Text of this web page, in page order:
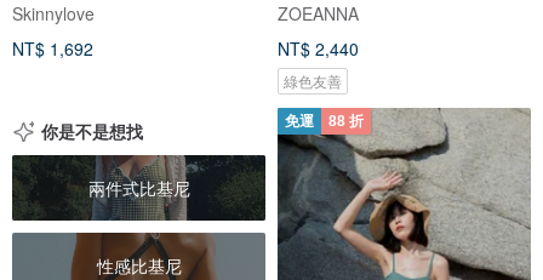
Skinnylove
NT$ 1,692
ZOEANNA
NT$ 2,440
綠色友善
你是不是想找
兩件式比基尼
性感比基尼
免運 88 折